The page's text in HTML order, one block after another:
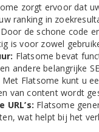
zorgt ervoor dat
ranking in
Door de schone code
is voor zowel
Flatsome bevat
andere belangrijke
Met Flatsome kunt u
van content wordt
Flatsome
wat helpt bij het